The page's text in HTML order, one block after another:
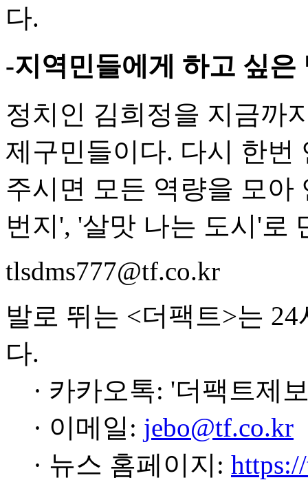
다.
-지역민들에게 하고 싶은
정치인 김희정을 지금까
제구민들이다. 다시 한번
주시면 모든 역량을 모아
번지', '살맛 나는 도시'로
tlsdms777@tf.co.kr
발로 뛰는 <더팩트>는
다.
· 카카오톡: '더팩트제
· 이메일: jebo@tf.co.kr
· 뉴스 홈페이지: